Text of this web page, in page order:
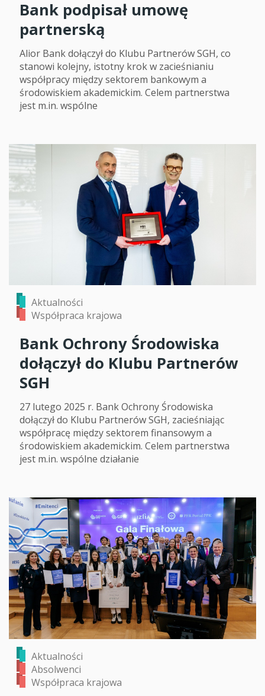
Bank podpisał umowę
partnerską
Alior Bank dołączył do Klubu Partnerów SGH, co
stanowi kolejny, istotny krok w zacieśnianiu
współpracy między sektorem bankowym a
środowiskiem akademickim. Celem partnerstwa
jest m.in. wspólne
Aktualności
Współpraca krajowa
Bank Ochrony Środowiska
dołączył do Klubu Partnerów
SGH
27 lutego 2025 r. Bank Ochrony Środowiska
dołączył do Klubu Partnerów SGH, zacieśniając
współpracę między sektorem finansowym a
środowiskiem akademickim. Celem partnerstwa
jest m.in. wspólne działanie
Aktualności
Absolwenci
Współpraca krajowa